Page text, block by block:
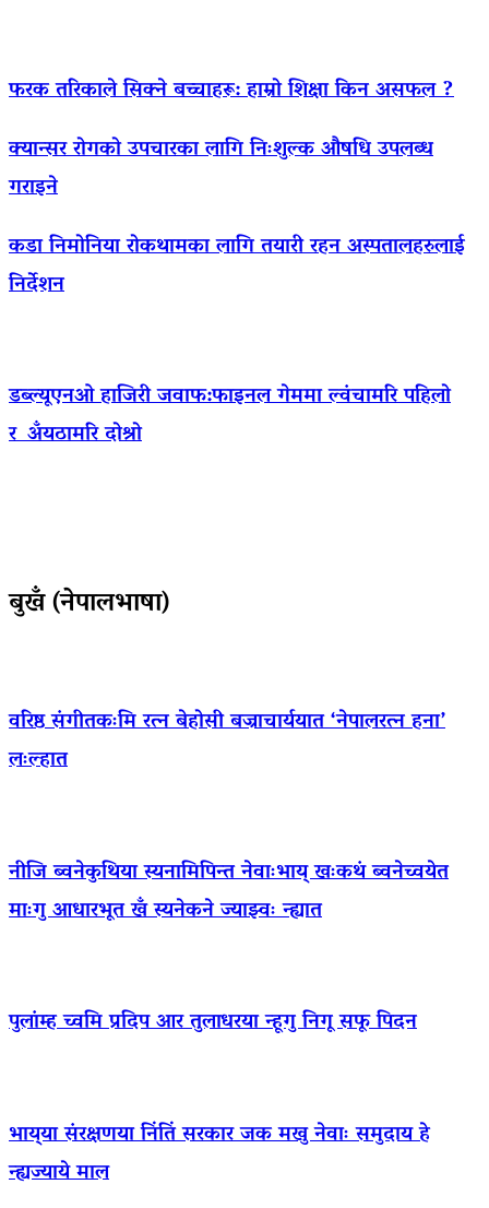
फरक तरिकाले सिक्ने बच्चाहरू: हाम्रो शिक्षा किन असफल ?
क्यान्सर रोगको उपचारका लागि निःशुल्क औषधि उपलब्ध
गराइने
कडा निमोनिया रोकथामका लागि तयारी रहन अस्पतालहरुलाई
निर्देशन
डब्ल्यूएनओ हाजिरी जवाफ:फाइनल गेममा ल्वंचामरि पहिलो
र अँयठामरि दोश्रो
बुखँ (नेपालभाषा)
वरिष्ठ संगीतकःमि रत्न बेहोसी बज्राचार्ययात ‘नेपालरत्न हना’
लःल्हात
नीजि ब्वनेकुथिया स्यनामिपिन्त नेवाःभाय् खःकथं ब्वनेच्वयेत
माःगु आधारभूत खँ स्यनेकने ज्याझ्वः न्ह्यात
पुलांम्ह च्वमि प्रदिप आर तुलाधरया न्हूगु निगू सफू पिदन
भाय्‌या संरक्षणया निंतिं सरकार जक मखु नेवाः समुदाय हे
न्ह्यज्याये माल